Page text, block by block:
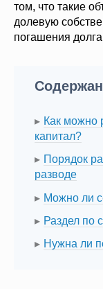
том, что такие
долевую
погашения
Как можно
капитал?
Порядок
разводе
Можно ли
Раздел по
Нужна ли